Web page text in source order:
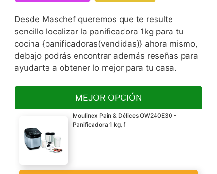
Desde Maschef queremos que te resulte
sencillo localizar la panificadora 1kg para tu
cocina {panificadoras(vendidas)} ahora mismo,
debajo podrás encontrar además reseñas para
ayudarte a obtener lo mejor para tu casa.
MEJOR OPCIÓN
Moulinex Pain & Délices OW240E30 -
Panificadora 1 kg, f